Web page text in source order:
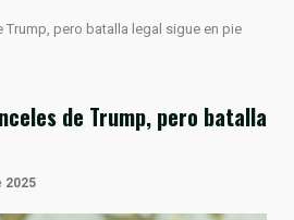
Trump, pero batalla legal sigue en pie
de Trump, pero batalla
2025